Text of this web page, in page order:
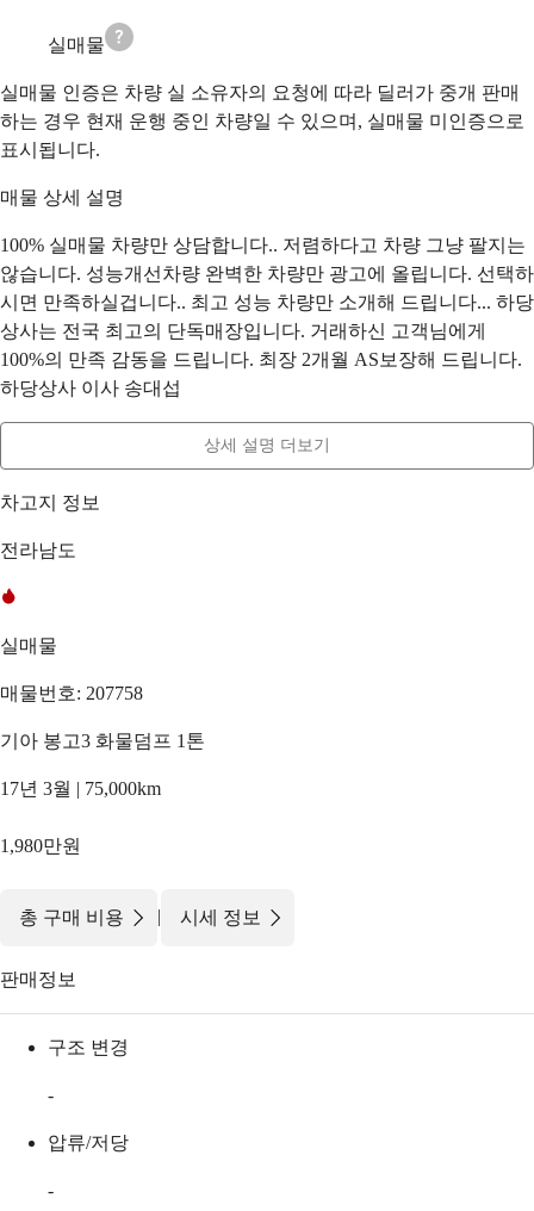
실매물
실매물 인증은 차량 실 소유자의 요청에 따라 딜러가 중개 판매
하는 경우 현재 운행 중인 차량일 수 있으며, 실매물 미인증으로
표시됩니다.
매물 상세 설명
100% 실매물 차량만 상담합니다.. 저렴하다고 차량 그냥 팔지는
않습니다. 성능개선차량 완벽한 차량만 광고에 올립니다. 선택하
시면 만족하실겁니다.. 최고 성능 차량만 소개해 드립니다... 하당
상사는 전국 최고의 단독매장입니다. 거래하신 고객님에게
100%의 만족 감동을 드립니다. 최장 2개월 AS보장해 드립니다.
하당상사 이사 송대섭
상세 설명 더보기
차고지 정보
전라남도
실매물
매물번호: 207758
기아 봉고3 화물덤프 1톤
17년 3월 | 75,000km
1,980만원
총 구매 비용 | 시세 정보
판매정보
구조 변경
-
압류/저당
-